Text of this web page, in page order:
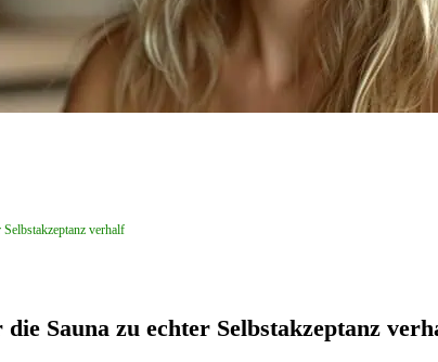
verhalf
Sauna zu echter Selbstakzeptanz